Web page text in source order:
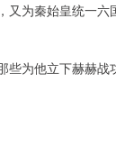
为秦始皇统一
为他立下赫赫战